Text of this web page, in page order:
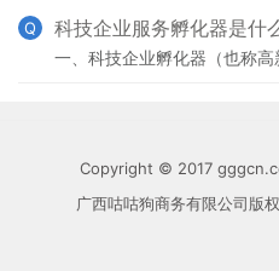
服务机制，上一年度按要求
一、科技企业孵化器（也称
Q
Copyright © 2017
广西咕咕狗商务有限公司版